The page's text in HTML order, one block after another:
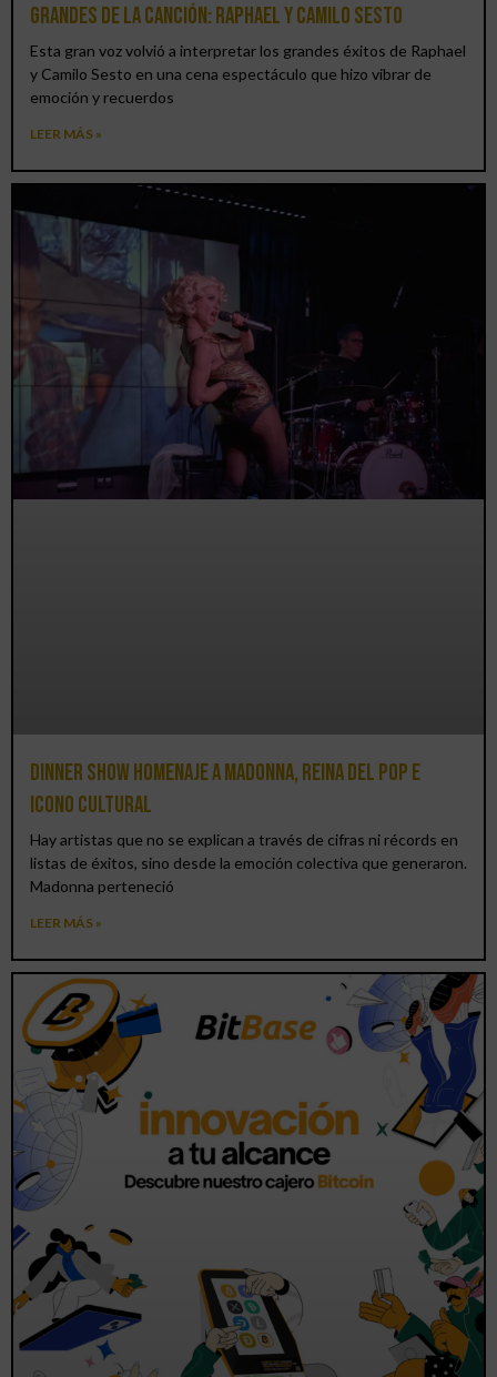
grandes de la canción: Raphael y Camilo Sesto
Esta gran voz volvió a interpretar los grandes éxitos de Raphael
y Camilo Sesto en una cena espectáculo que hizo vibrar de
emoción y recuerdos
LEER MÁS »
Dinner Show homenaje a Madonna, reina del pop e
icono cultural
Hay artistas que no se explican a través de cifras ni récords en
listas de éxitos, sino desde la emoción colectiva que generaron.
Madonna perteneció
LEER MÁS »